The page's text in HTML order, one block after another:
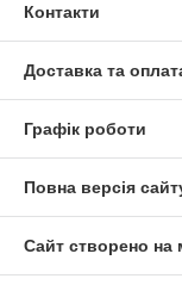
Контакти
Доставка та
Графік роботи
Повна версія
Сайт створено на